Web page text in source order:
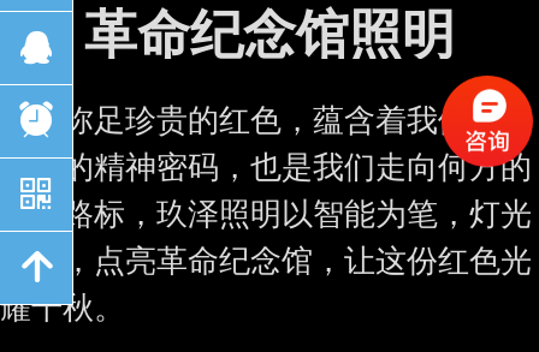
革命纪念馆照明
这份弥足珍贵的红色，蕴含着我们从哪
里来的精神密码，也是我们走向何方的
精神路标，玖泽照明以智能为笔，灯光
为墨，点亮革命纪念馆，让这份红色光
耀千秋。
뀩
뀥
낃
녕